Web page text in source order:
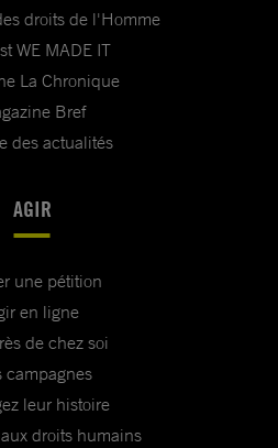
droits de l'Homme
WE MADE IT
La Chronique
Bref
des actualités
AGIR
une pétition
en ligne
de chez soi
campagnes
leur histoire
droits humains